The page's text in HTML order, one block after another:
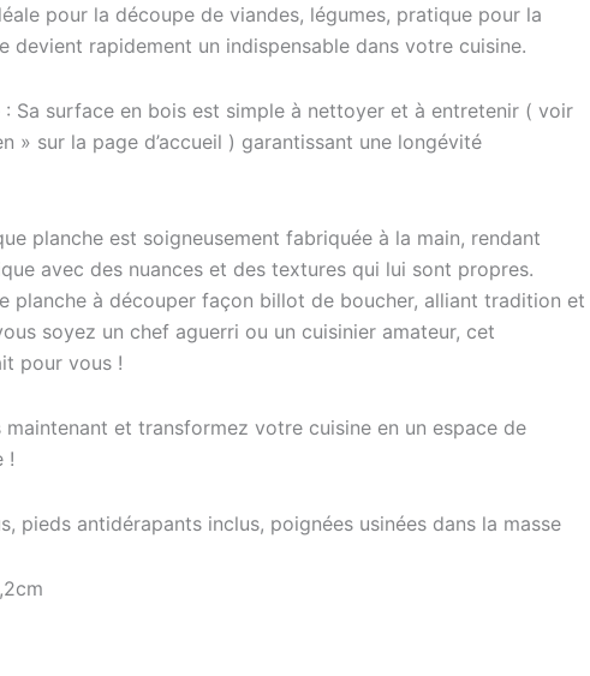
pour la découpe de viandes, légumes, pratique pour la
devient rapidement un indispensable dans votre cuisine.
Sa surface en bois est simple à nettoyer et à entretenir ( voir
» sur la page d’accueil ) garantissant une longévité
planche est soigneusement fabriquée à la main, rendant
avec des nuances et des textures qui lui sont propres.
planche à découper façon billot de boucher, alliant tradition et
soyez un chef aguerri ou un cuisinier amateur, cet
pour vous !
maintenant et transformez votre cuisine en un espace de
!
pieds antidérapants inclus, poignées usinées dans la masse